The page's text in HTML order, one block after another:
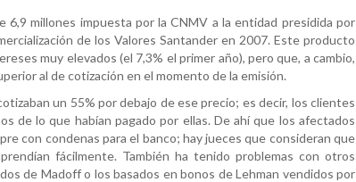
6,9 millones impuesta por la CNMV a la entidad presidida por
de los Valores Santander en 2007. Este producto
muy elevados (el 7,3% el primer año), pero que, a cambio,
al de cotización en el momento de la emisión.
un 55% por debajo de ese precio; es decir, los clientes
de lo que habían pagado por ellas. De ahí que los afectados
con condenas para el banco; hay jueces que consideran que
fácilmente. También ha tenido problemas con otros
de Madoff o los basados en bonos de Lehman vendidos por